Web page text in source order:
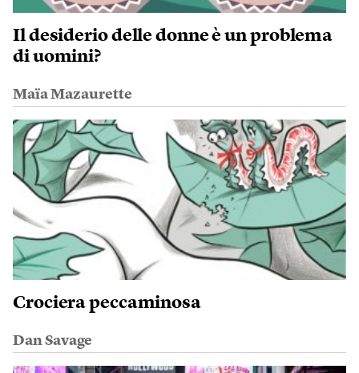
Il desiderio delle donne è un problema
di uomini?
Maïa Mazaurette
Crociera peccaminosa
Dan Savage